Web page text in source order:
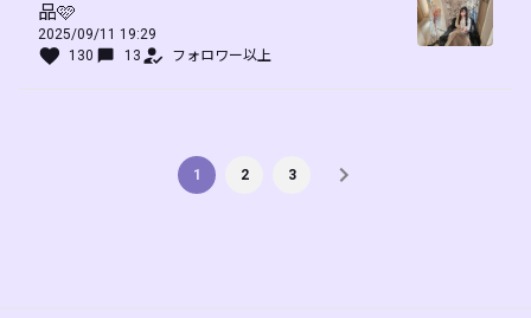
品🩷
2025/09/11 19:29
130
13 フォロワー以上
1 2 3